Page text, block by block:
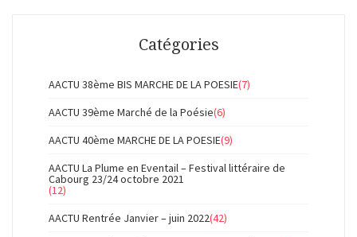
Catégories
AACTU 38ème BIS MARCHE DE LA POESIE(7)
AACTU 39ème Marché de la Poésie(6)
AACTU 40ème MARCHE DE LA POESIE(9)
AACTU La Plume en Eventail – Festival littéraire de
Cabourg 23/24 octobre 2021
(12)
AACTU Rentrée Janvier – juin 2022(42)